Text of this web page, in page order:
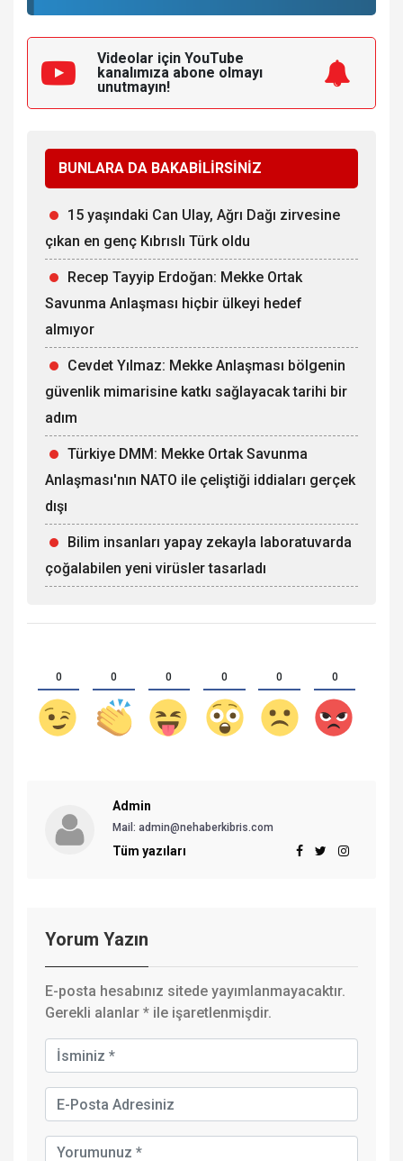
Videolar için YouTube
kanalımıza abone olmayı
unutmayın!
BUNLARA DA BAKABİLİRSİNİZ
15 yaşındaki Can Ulay, Ağrı Dağı zirvesine
çıkan en genç Kıbrıslı Türk oldu
Recep Tayyip Erdoğan: Mekke Ortak
Savunma Anlaşması hiçbir ülkeyi hedef
almıyor
Cevdet Yılmaz: Mekke Anlaşması bölgenin
güvenlik mimarisine katkı sağlayacak tarihi bir
adım
Türkiye DMM: Mekke Ortak Savunma
Anlaşması'nın NATO ile çeliştiği iddiaları gerçek
dışı
Bilim insanları yapay zekayla laboratuvarda
çoğalabilen yeni virüsler tasarladı
0 0 0 0 0 0
Admin
Mail: admin@nehaberkibris.com
Tüm yazıları
Yorum Yazın
E-posta hesabınız sitede yayımlanmayacaktır.
Gerekli alanlar * ile işaretlenmişdir.